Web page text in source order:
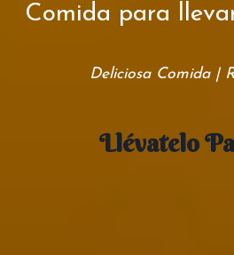
Comida para
Deliciosa Comida |
Llévatelo